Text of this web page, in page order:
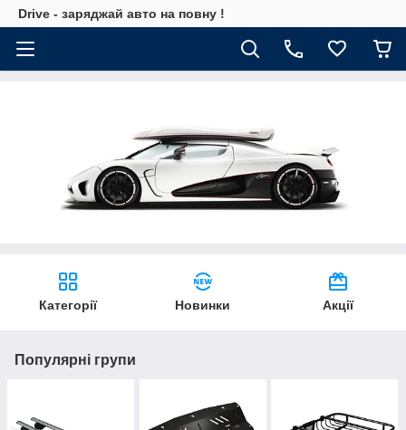
Drive - заряджай авто на повну !
Категорії Новинки Акції
Популярні групи